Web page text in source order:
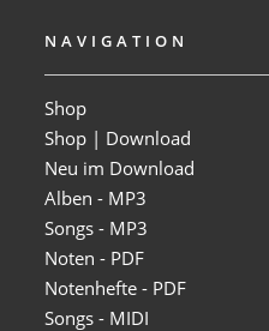
NAVIGATION
Shop
Shop | Download
Neu im Download
Alben - MP3
Songs - MP3
Noten - PDF
Notenhefte - PDF
Songs - MIDI